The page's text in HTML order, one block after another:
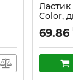
Ластик
Color,
69.86